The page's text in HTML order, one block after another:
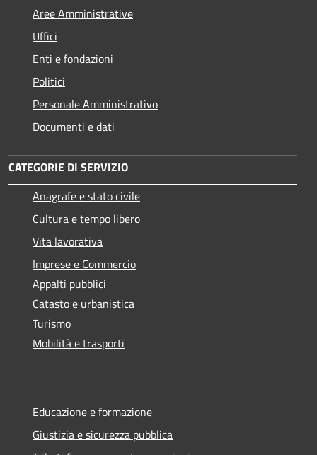
Aree Amministrative
Uffici
Enti e fondazioni
Politici
Personale Amministrativo
Documenti e dati
CATEGORIE DI SERVIZIO
Anagrafe e stato civile
Cultura e tempo libero
Vita lavorativa
Imprese e Commercio
Appalti pubblici
Catasto e urbanistica
Turismo
Mobilità e trasporti
Educazione e formazione
Giustizia e sicurezza pubblica